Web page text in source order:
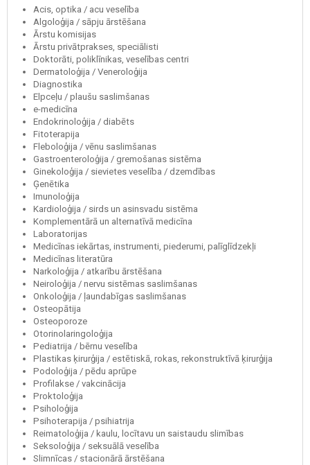
Acis, optika / acu veselība
Algoloģija / sāpju ārstēšana
Ārstu komisijas
Ārstu privātprakses, speciālisti
Doktorāti, poliklīnikas, veselības centri
Dermatoloģija / Veneroloģija
Diagnostika
Elpceļu / plaušu saslimšanas
e-medicīna
Endokrinoloģija / diabēts
Fitoterapija
Fleboloģija / vēnu saslimšanas
Gastroenteroloģija / gremošanas sistēma
Ginekoloģija / sievietes veselība / dzemdības
Ģenētika
Imunoloģija
Kardioloģija / sirds un asinsvadu sistēma
Komplementārā un alternatīvā medicīna
Laboratorijas
Medicīnas iekārtas, instrumenti, piederumi, palīglīdzekļi
Medicīnas literatūra
Narkoloģija / atkarību ārstēšana
Neiroloģija / nervu sistēmas saslimšanas
Onkoloģija / ļaundabīgas saslimšanas
Osteopātija
Osteoporoze
Otorinolaringoloģija
Pediatrija / bērnu veselība
Plastikas ķirurģija / estētiskā, rokas, rekonstruktīvā ķirurģija
Podoloģija / pēdu aprūpe
Profilakse / vakcinācija
Proktoloģija
Psiholoģija
Psihoterapija / psihiatrija
Reimatoloģija / kaulu, locītavu un saistaudu slimības
Seksoloģija / seksuālā veselība
Slimnīcas / stacionārā ārstēšana